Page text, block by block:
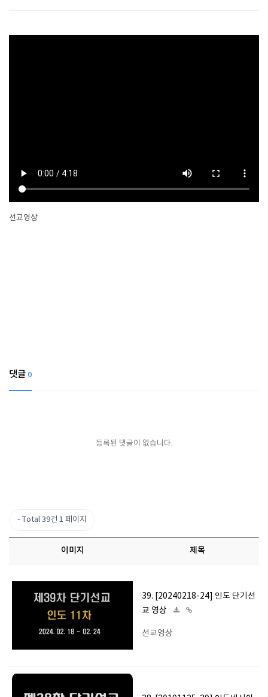
선교영상
댓글 0
등록된 댓글이 없습니다.
Total 39건 1 페이지
이미지 제목
39. [20240218-24] 인도 단기선
교 영상
선교영상